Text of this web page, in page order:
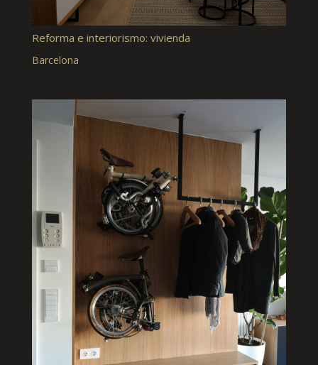
Reforma e interiorismo: vivienda
Barcelona